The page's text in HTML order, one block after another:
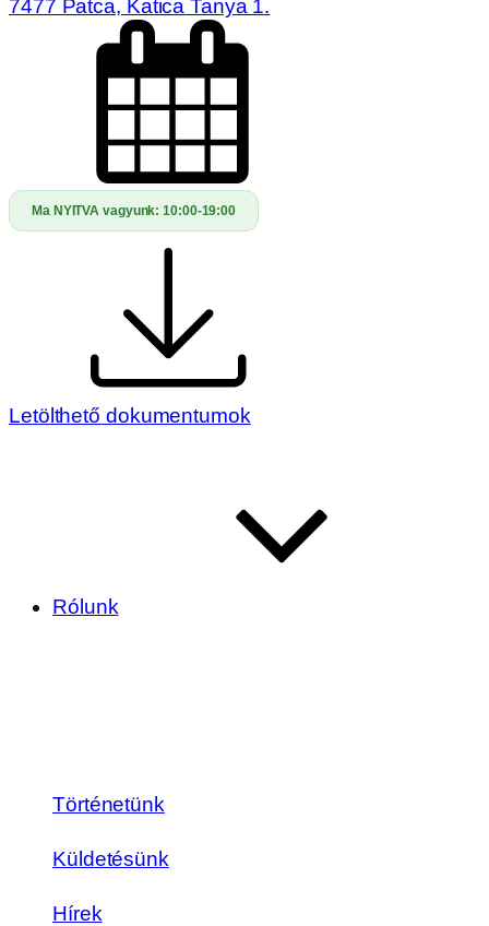
7477 Patca, Katica Tanya 1.
Ma NYITVA vagyunk:10:00-19:00
Letölthető dokumentumok
Rólunk
Történetünk
Küldetésünk
Hírek